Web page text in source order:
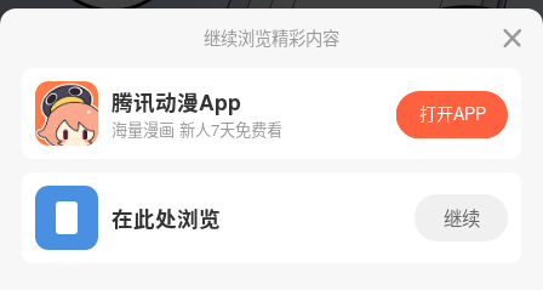
App免费看
继续浏览精彩内容
腾讯动漫App
海量漫画 新人7天免费看
打开APP
在此处浏览 继续